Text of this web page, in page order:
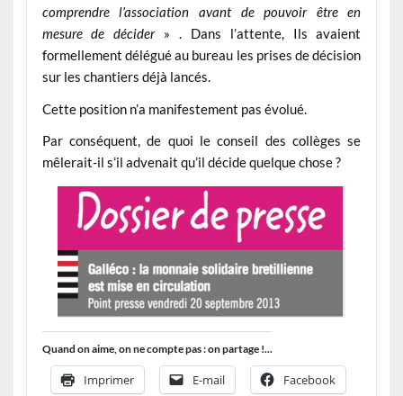
comprendre l’association avant de pouvoir être en
mesure de décider» . Dans l’attente, Ils avaient
formellement délégué au bureau les prises de décision
sur les chantiers déjà lancés.
Cette position n’a manifestement pas évolué.
Par conséquent, de quoi le conseil des collèges se
mêlerait-il s’il advenait qu’il décide quelque chose ?
Quand on aime, on ne compte pas : on partage !...
Imprimer E-mail Facebook